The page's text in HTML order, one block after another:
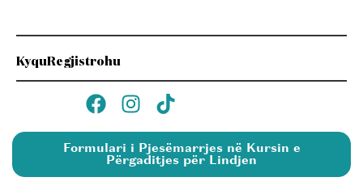
KyquRegjistrohu
Formulari i Pjesëmarrjes në Kursin e
Përgaditjes për Lindjen